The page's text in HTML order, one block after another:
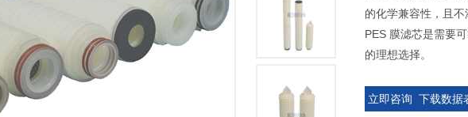
的化学兼容性，且不
PES 膜滤芯是需要
的理想选择。
立即咨询 下载数据